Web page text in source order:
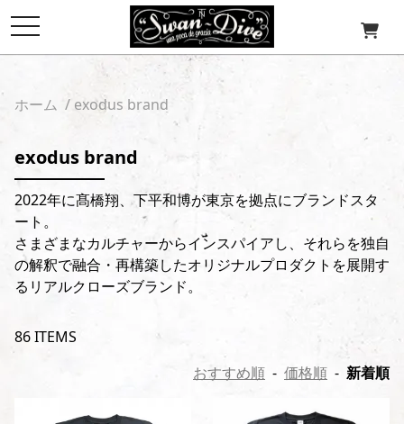
toggle
ホーム / exodus brand
exodus brand
2022年に髙橋翔、下平和博が東京を拠点にブランドスタ
ート。
さまざまなカルチャーからインスパイアし、それらを独自
の解釈で融合・再構築したオリジナルプロダクトを展開す
るリアルクローズブランド。
86 ITEMS
おすすめ順 - 価格順 - 新着順